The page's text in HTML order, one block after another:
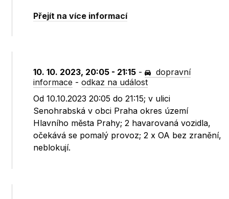
Přejít na více informací
10. 10. 2023, 20:05 - 21:15 -
dopravní
informace -odkaz na událost
Od 10.10.2023 20:05 do 21:15; v ulici
Senohrabská v obci Praha okres území
Hlavního města Prahy; 2 havarovaná vozidla,
očekává se pomalý provoz; 2 x OA bez zranění,
neblokují.